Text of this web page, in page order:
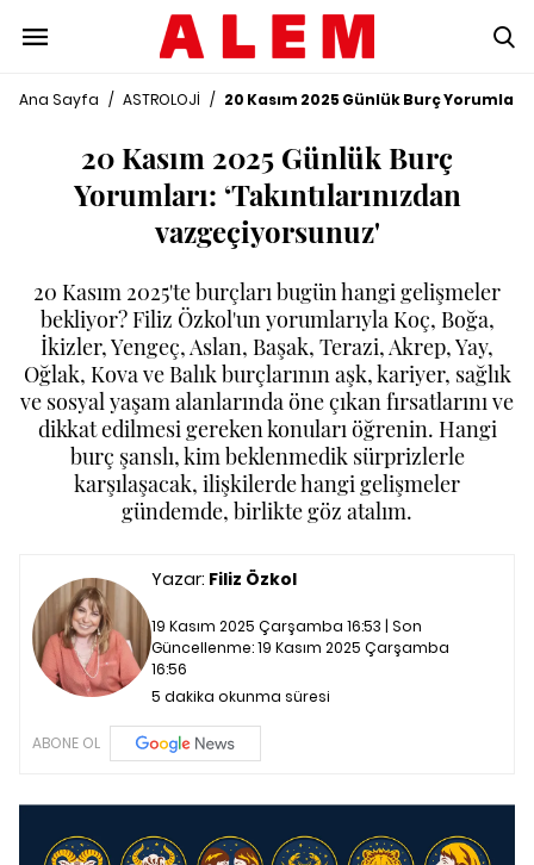
Ana Sayfa / ASTROLOJİ / 20 Kasım 2025 Günlük Burç
20 Kasım 2025 Günlük Burç
Yorumları: ‘Takıntılarınızdan
vazgeçiyorsunuz'
20 Kasım 2025'te burçları bugün hangi gelişmeler
bekliyor? Filiz Özkol'un yorumlarıyla Koç, Boğa,
İkizler, Yengeç, Aslan, Başak, Terazi, Akrep, Yay,
Oğlak, Kova ve Balık burçlarının aşk, kariyer, sağlık
ve sosyal yaşam alanlarında öne çıkan fırsatlarını ve
dikkat edilmesi gereken konuları öğrenin. Hangi
burç şanslı, kim beklenmedik sürprizlerle
karşılaşacak, ilişkilerde hangi gelişmeler
gündemde, birlikte göz atalım.
Yazar: Filiz Özkol
19 Kasım 2025 Çarşamba 16:53 | Son
Güncellenme:19 Kasım 2025 Çarşamba
16:56
5 dakika okunma süresi
ABONE OL